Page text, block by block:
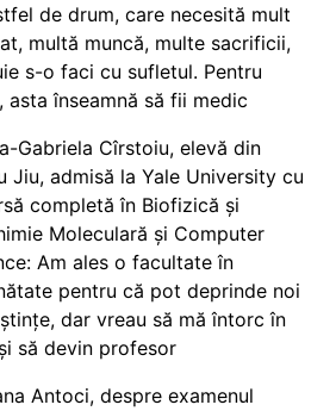
de drum, care necesită mult
multă muncă, multe sacrificii,
s-o faci cu sufletul. Pentru
asta înseamnă să fii medic
Gabriela Cîrstoiu, elevă din
Jiu, admisă la Yale University cu
completă în Biofizică și
Moleculară și Computer
Am ales o facultate în
pentru că pot deprinde noi
dar vreau să mă întorc în
să devin profesor
Antoci, despre examenul